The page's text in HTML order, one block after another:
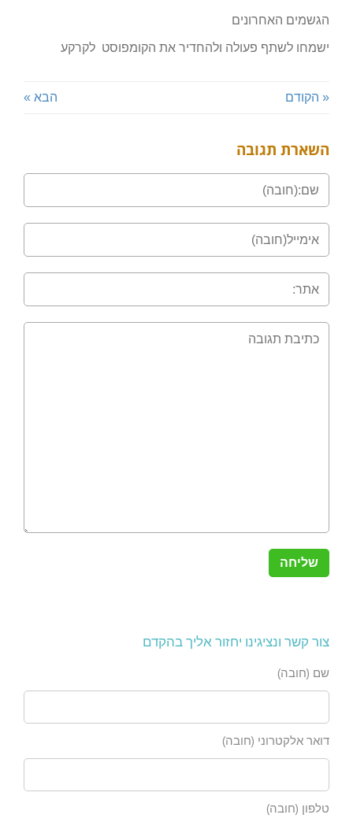
הגשמים האחרונים
ישמחו לשתף פעולה ולהחדיר את הקומפוסט לקרקע
« הקודם הבא »
השארת תגובה
צור קשר ונציגינו יחזור אליך בהקדם
שם (חובה)
דואר אלקטרוני (חובה)
טלפון (חובה)